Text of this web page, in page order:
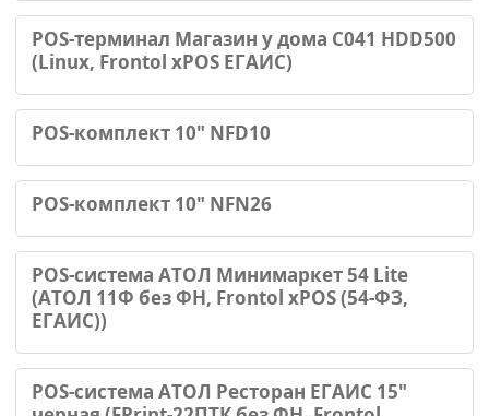
POS-терминал Магазин у дома С041 HDD500
(Linux, Frontol xPOS ЕГАИС)
POS-комплект 10" NFD10
POS-комплект 10" NFN26
POS-система АТОЛ Минимаркет 54 Lite
(АТОЛ 11Ф без ФН, Frontol xPOS (54-ФЗ,
ЕГАИС))
POS-система АТОЛ Ресторан ЕГАИС 15"